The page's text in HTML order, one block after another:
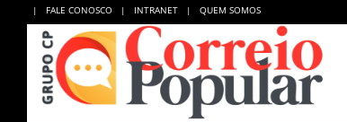
| FALE CONOSCO | INTRANET | QUEM SOMOS